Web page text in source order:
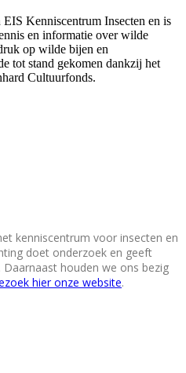
Kenniscentrum Insecten en is
en informatie over wilde
op wilde bijen en
tot stand gekomen dankzij het
Cultuurfonds.
kenniscentrum voor insecten en
doet onderzoek en geeft
houden we ons bezig
hier onze website.